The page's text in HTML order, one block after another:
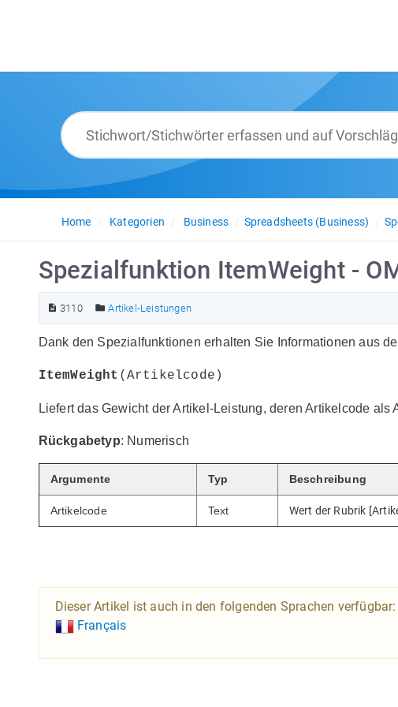
Home Kategorien Business Spreadsheets (Business)
Spezialfunktion ItemWeight -
3110 Artikel-Leistungen
Dank den Spezialfunktionen erhalten Sie Informationen aus
ItemWeight (Artikelcode)
Liefert das Gewicht der Artikel-Leistung, deren Artikelcode als
Rückgabetyp: Numerisch
Argumente Typ Beschreibung
Artikelcode Text Wert der Rubrik
Dieser Artikel ist auch in den folgenden Sprachen verfügbar:
Français